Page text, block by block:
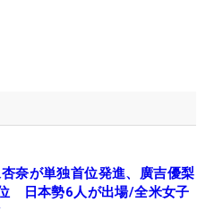
奈が単独首位発進、廣吉優梨
日本勢6人が出場/全米女子